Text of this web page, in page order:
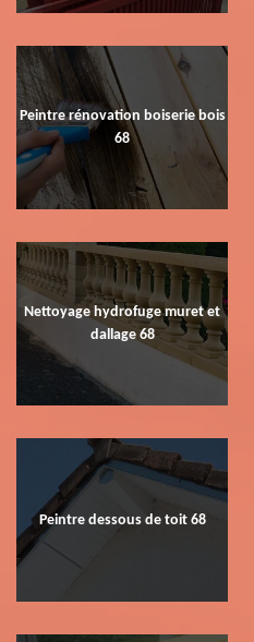
Peintre rénovation boiserie bois
68
Nettoyage hydrofuge muret et
dallage 68
Peintre dessous de toit 68